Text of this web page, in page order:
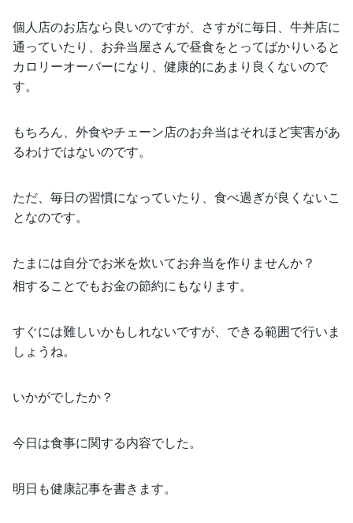
個人店のお店なら良いのですが、さすがに毎日、牛丼店に
通っていたり、お弁当屋さんで昼食をとってばかりいると
カロリーオーバーになり、健康的にあまり良くないので
す。
もちろん、外食やチェーン店のお弁当はそれほど実害があ
るわけではないのです。
ただ、毎日の習慣になっていたり、食べ過ぎが良くないこ
となのです。
たまには自分でお米を炊いてお弁当を作りませんか？
相することでもお金の節約にもなります。
すぐには難しいかもしれないですが、できる範囲で行いま
しょうね。
いかがでしたか？
今日は食事に関する内容でした。
明日も健康記事を書きます。